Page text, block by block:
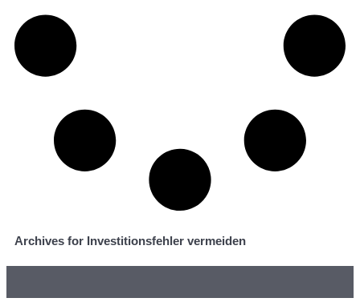
Archives for Investitionsfehler vermeiden